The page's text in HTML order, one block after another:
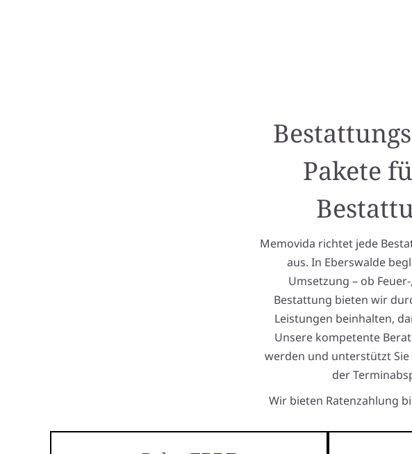
Pakete
Memovida richtet jede
aus. In Eberswalde
Umsetzung – ob
Bestattung bieten wir
Leistungen beinhalten,
Unsere kompetente
werden und unterstützt
der
Wir bieten Ratenzahlung